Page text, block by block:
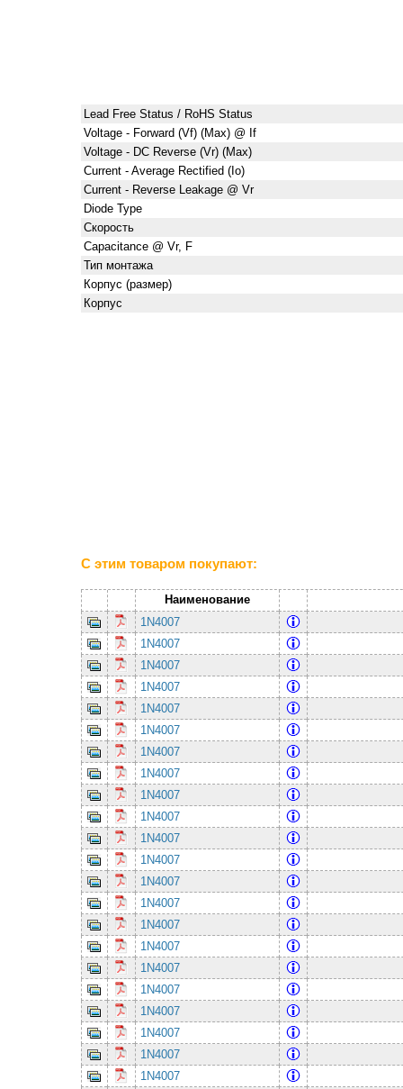
Lead Free Status / RoHS Status
Voltage - Forward (Vf) (Max) @ If
Voltage - DC Reverse (Vr) (Max)
Current - Average Rectified (Io)
Current - Reverse Leakage @ Vr
Diode Type
Скорость
Capacitance @ Vr, F
Тип монтажа
Корпус (размер)
Корпус
С этим товаром покупают:
Наименование
1N4007
1N4007
1N4007
1N4007
1N4007
1N4007
1N4007
1N4007
1N4007
1N4007
1N4007
1N4007
1N4007
1N4007
1N4007
1N4007
1N4007
1N4007
1N4007
1N4007
1N4007
1N4007